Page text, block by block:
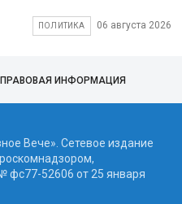
ПОЛИТИКА 06 августа 2026
ПРАВОВАЯ ИНФОРМАЦИЯ
Вече». Сетевое издание
фc77-52606 от 25 января